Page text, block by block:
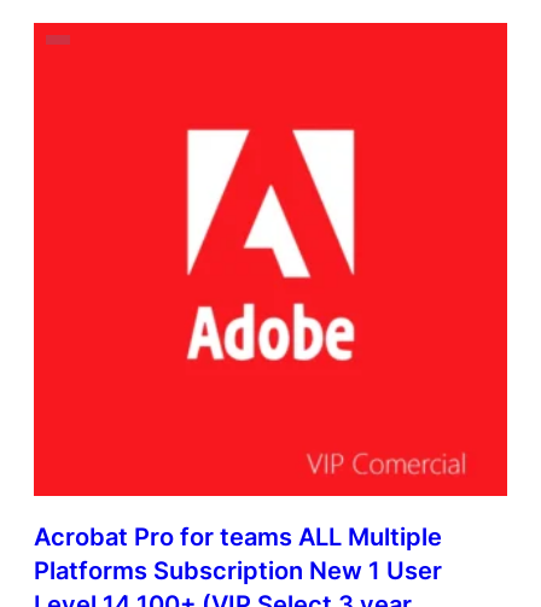
Acrobat Pro for teams ALL Multiple
Platforms Subscription New 1 User